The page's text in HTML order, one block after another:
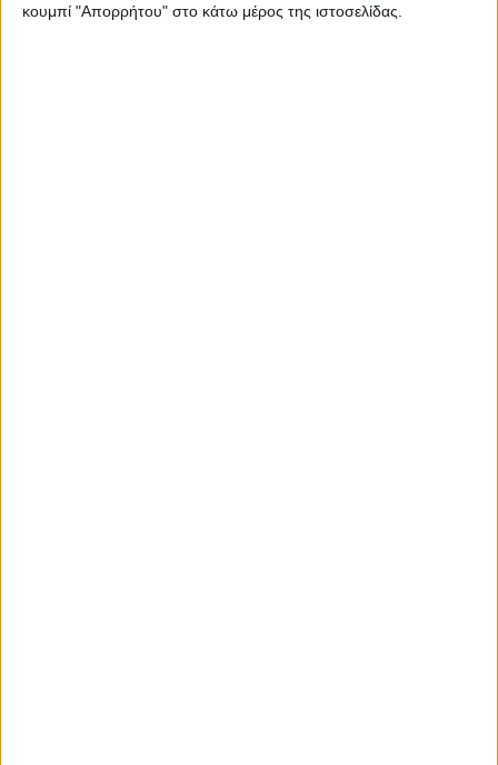
κουμπί "Απορρήτου" στο κάτω μέρος της ιστοσελίδας.
Όλες οι εξελίξεις στην περιοχή της